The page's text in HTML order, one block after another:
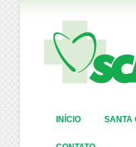
INÍCIO SANTA